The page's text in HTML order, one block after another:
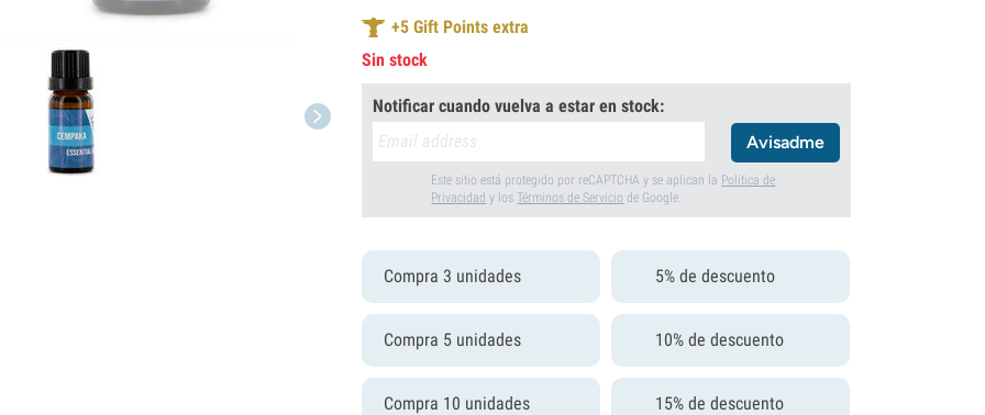
+5 Gift Points extra
Sin stock
Notificar cuando vuelva a estar en stock:
Avisadme
Este sitio está protegido por reCAPTCHA y se aplican la Política de
Privacidad y losTérminos de Servicio de Google.
Compra 3 unidades 5% de descuento
Compra 5 unidades 10% de descuento
Compra 10 unidades 15% de descuento